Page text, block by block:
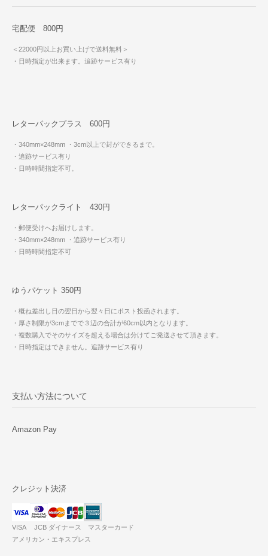
宅配便 800円
＜22000円以上お買い上げで送料無料＞
・日時指定が出来ます。追跡サービス有り
レターパックプラス 600円
・340mm×248mm ・3cm以上で封ができるまで。
・追跡サービス有り
・日時時間指定不可。
レターパックライト 430円
・郵便受けへお届けします。
・340mm×248mm ・追跡サービス有り
・日時時間指定不可
ゆうパケット 350円
・概ね差出し日の翌日から翌々日にポスト投函されます。
・厚さ制限が3cmまでで３辺の合計が60cm以内となります。
・複数購入でそのサイズを超える場合は分けてご発送させて頂きます。
・日時指定はできません。追跡サービス有り
支払い方法について
Amazon Pay
クレジット決済
VISA JCB ダイナース マスターカード
アメリカン・エキスプレス